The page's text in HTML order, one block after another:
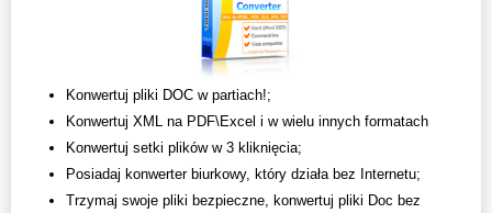
Konwertuj pliki DOC w partiach!;
Konwertuj XML na PDF\Excel i w wielu innych formatach
Konwertuj setki plików w 3 kliknięcia;
Posiadaj konwerter biurkowy, który działa bez Internetu;
Trzymaj swoje pliki bezpieczne, konwertuj pliki Doc bez